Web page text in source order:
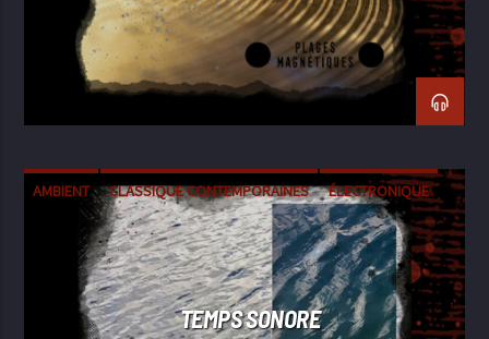
AMBIENT CLASSIQUE CONTEMPORAINES
ÉLECTRONIQUE
EXPÉRIMENTALE
FIELD RECORDING
TEMPS SONORE